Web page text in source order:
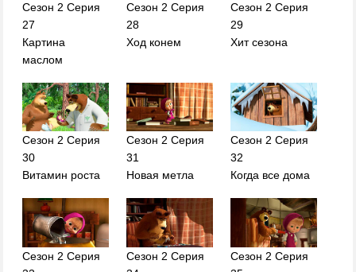
Сезон 2 Серия
27
Картина
маслом
Сезон 2 Серия
28
Ход конем
Сезон 2 Серия
29
Хит сезона
Сезон 2 Серия
30
Витамин роста
Сезон 2 Серия
31
Новая метла
Сезон 2 Серия
32
Когда все дома
Сезон 2 Серия
Сезон 2 Серия
Сезон 2 Серия